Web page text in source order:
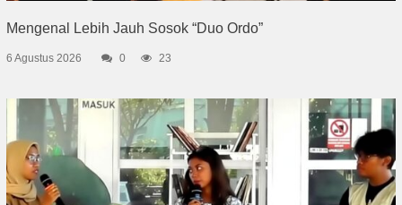
Mengenal Lebih Jauh Sosok “Duo Ordo”
6 Agustus 2026 0 23